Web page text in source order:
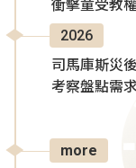
衝擊童受教
2026
司馬庫斯災
考察盤點需求
more